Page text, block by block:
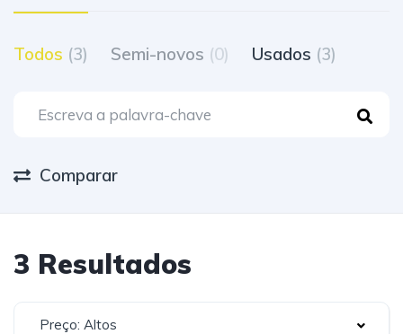
Todos (3) Semi-novos (0) Usados (3)
Comparar
3 Resultados
Preço: Altos